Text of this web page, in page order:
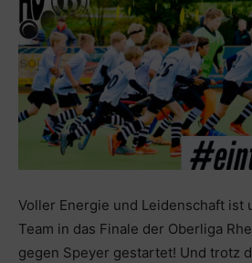
Voller Energie und Leidenschaft ist
Team in das Finale der Oberliga
gegen Speyer gestartet! Und trotz